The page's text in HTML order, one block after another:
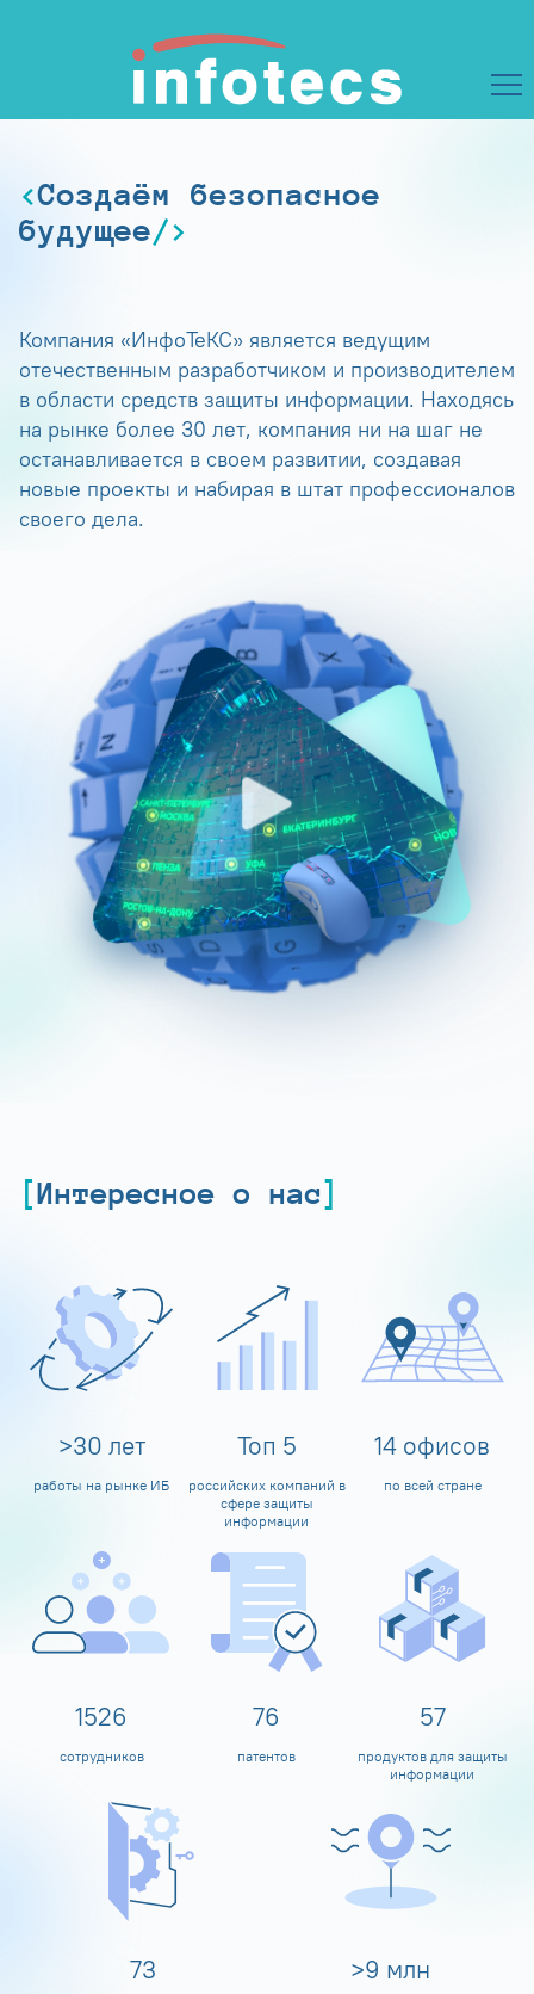
Создаём безопасное
будущее
Компания «ИнфоТеКС» является ведущим
отечественным разработчиком и производителем
в области средств защиты информации. Находясь
на рынке более 30 лет, компания ни на шаг не
останавливается в своем развитии, создавая
новые проекты и набирая в штат профессионалов
своего дела.
Интересное о нас
>30 лет
работы на рынке ИБ
Топ 5
российских компаний в
сфере защиты
информации
14 офисов
по всей стране
1600
сотрудников
80
патентов
60
продуктов для защиты
информации
80 >10 млн